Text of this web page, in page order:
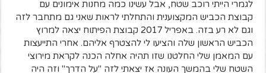
לגמרי הייתי רוכב שטח, אבל עשינו כמה מחנות אימונים עם
קבוצת הכביש המקצוענית והתחלתי לראות שאני גם מתחבר לזה
וגם לא רע בזה. באפריל 2017 קבוצת הפיתוח יצאה למרוץ
הכביש הראשון שלה והציעו לי להצטרף אליהם. אחרי התייעצות
עם המאמן שלי החלטנו שזו תהיה אחלה הכנה לקראת מירוצי
השטח שלי בהמשך העונה אז יצאתי לזה "על הדרך" וזה היה